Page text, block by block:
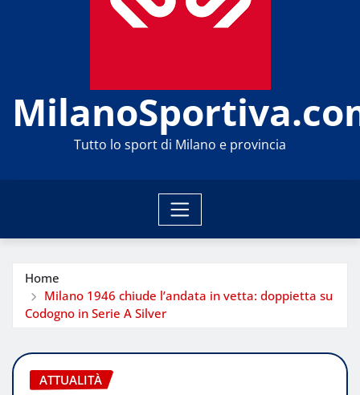
Tutto lo sport di Milano e provincia
Home
Milano 1946 chiude l’andata in vetta: doppietta su
Codogno in Serie A Silver
ATTUALITÀ